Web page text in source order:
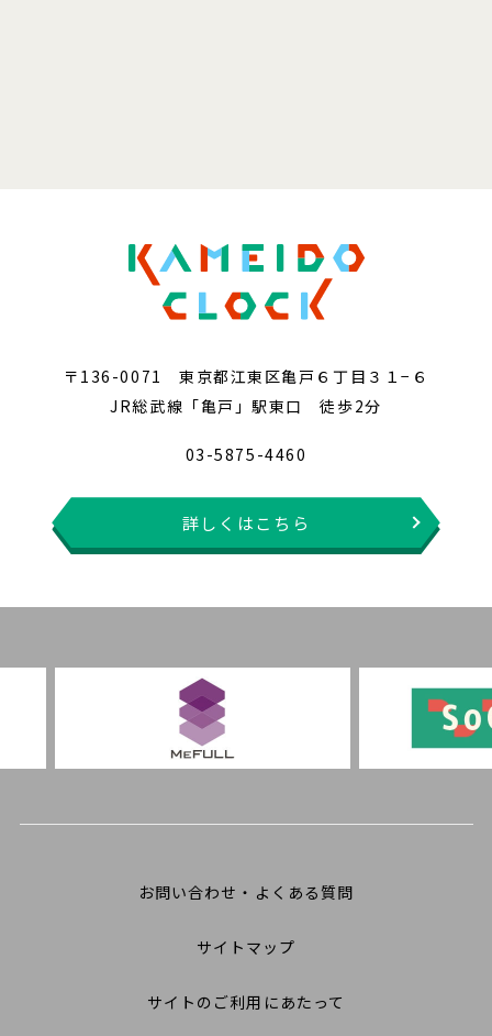
〒136-0071 東京都江東区亀戸６丁目３１−６
JR総武線「亀戸」駅東口 徒歩2分
03-5875-4460
詳しくはこちら
お問い合わせ・よくある質問
サイトマップ
サイトのご利用にあたって